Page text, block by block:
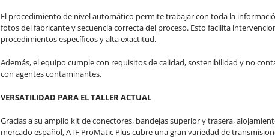
El procedimiento de nivel automático permite trabajar con toda la
fotos del fabricante y secuencia correcta del proceso. Esto facilita
procedimientos específicos y alta exactitud.
Además, el equipo cumple con requisitos de calidad, sostenibilidad y no
con agentes contaminantes.
VERSATILIDAD PARA EL TALLER ACTUAL
Gracias a su amplio kit de conectores, bandejas superior y trasera,
mercado español, ATF ProMatic Plus cubre una gran variedad de